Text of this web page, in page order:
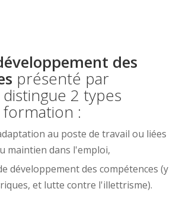
des
présenté par
2 types
:
au poste de travail ou liées
maintien dans l'emploi,
développement des compétences (y
et lutte contre l'illettrisme).